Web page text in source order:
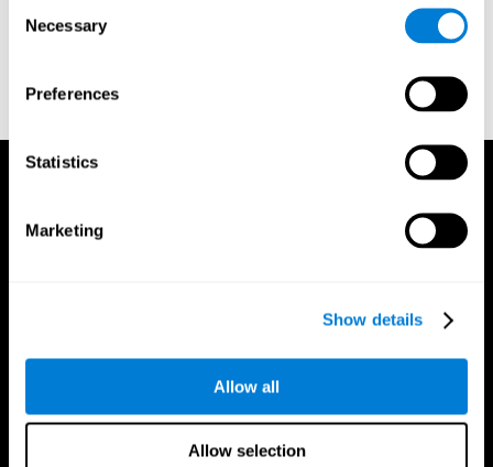
Selection
Necessary
Preferences
Statistics
Marketing
Show details
Allow all
Allow selection
Crea un account aggiuntivo per un trainer